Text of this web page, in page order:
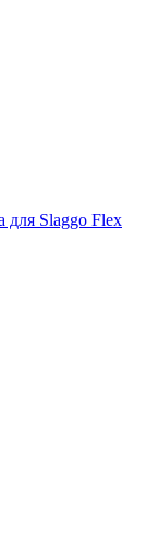
для Slaggo Flex